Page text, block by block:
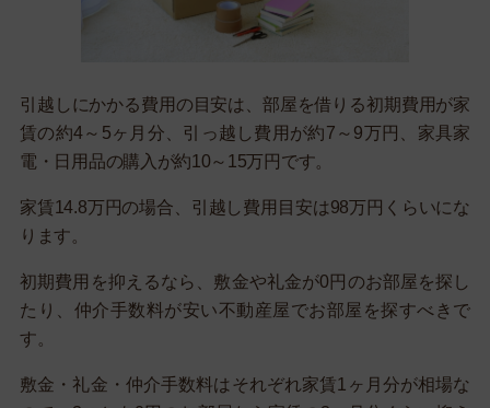
引越しにかかる費用の目安は、部屋を借りる初期費用が家
賃の約4～5ヶ月分、引っ越し費用が約7～9万円、家具家
電・日用品の購入が約10～15万円です。
家賃14.8万円の場合、引越し費用目安は98万円くらいにな
ります。
初期費用を抑えるなら、敷金や礼金が0円のお部屋を探し
たり、仲介手数料が安い不動産屋でお部屋を探すべきで
す。
敷金・礼金・仲介手数料はそれぞれ家賃1ヶ月分が相場な